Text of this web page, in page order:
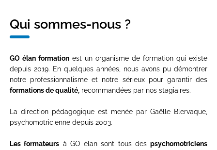
Qui sommes-nous ?
GO élan formation est un organisme de formation qui existe
depuis 2019. En quelques années, nous avons pu démontrer
notre professionnalisme et notre sérieux pour garantir des
formations de qualité, recommandées par nos stagiaires.
La direction pédagogique est menée par Gaëlle Blervaque,
psychomotricienne depuis 2003.
Les formateurs à GO élan sont tous des psychomotriciens